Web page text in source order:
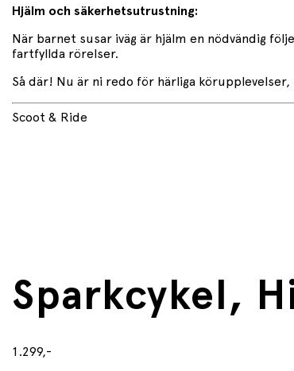
Hjälm och säkerhetsutrustning:
När barnet susar iväg är hjälm en nödvändig
fartfyllda rörelser.
Så där! Nu är ni redo för härliga
Scoot & Ride
Sparkcykel,
1.299,-